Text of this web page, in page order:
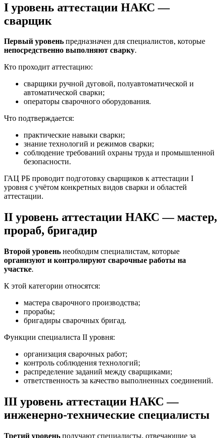
I уровень аттестации НАКС —
сварщик
Первый уровень предназначен для специалистов, которые
непосредственно выполняют сварку.
Кто проходит аттестацию:
сварщики ручной дуговой, полуавтоматической и
автоматической сварки;
операторы сварочного оборудования.
Что подтверждается:
практические навыки сварки;
знание технологий и режимов сварки;
соблюдение требований охраны труда и промышленной
безопасности.
ГАЦ РБ проводит подготовку сварщиков к аттестации I
уровня с учётом конкретных видов сварки и областей
аттестации.
II уровень аттестации НАКС — мастер,
прораб, бригадир
Второй уровень необходим специалистам, которые
организуют и контролируют сварочные работы на
участке.
К этой категории относятся:
мастера сварочного производства;
прорабы;
бригадиры сварочных бригад.
Функции специалиста II уровня:
организация сварочных работ;
контроль соблюдения технологий;
распределение заданий между сварщиками;
ответственность за качество выполненных соединений.
III уровень аттестации НАКС —
инженерно-технические специалисты
Третий уровень получают специалисты, отвечающие за